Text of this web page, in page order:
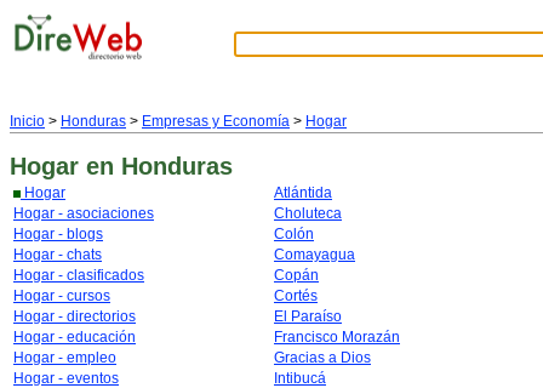
Inicio > Honduras > Empresas y Economía > Hogar
Hogar en Honduras
Hogar
Hogar - asociaciones
Hogar - blogs
Hogar - chats
Hogar - clasificados
Hogar - cursos
Hogar - directorios
Hogar - educación
Hogar - empleo
Hogar - eventos
Atlántida
Choluteca
Colón
Comayagua
Copán
Cortés
El Paraíso
Francisco Morazán
Gracias a Dios
Intibucá